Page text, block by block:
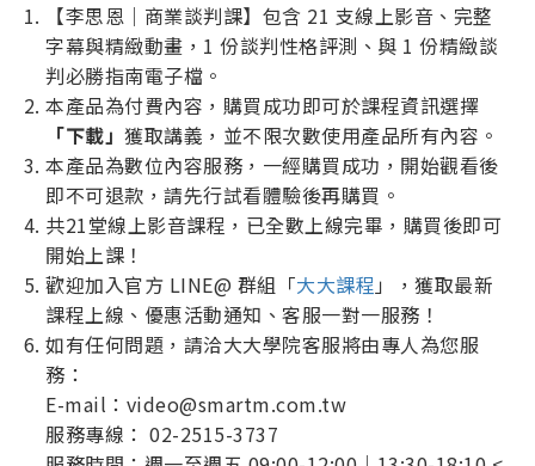
【李思恩｜商業談判課】包含 21 支線上影音、完整
字幕與精緻動畫，1 份談判性格評測、與 1 份精緻談
判必勝指南電子檔。
本產品為付費內容，購買成功即可於課程資訊選擇
「下載」獲取講義，並不限次數使用產品所有內容。
本產品為數位內容服務，一經購買成功，開始觀看後
即不可退款，請先行試看體驗後再購買。
共21堂線上影音課程，已全數上線完畢，購買後即可
開始上課！
歡迎加入官方 LINE@ 群組「大大課程 」，獲取最新
課程上線、優惠活動通知、客服一對一服務！
如有任何問題，請洽大大學院客服將由專人為您服
務：
E-mail：video@smartm.com.tw
服務專線： 02-2515-3737